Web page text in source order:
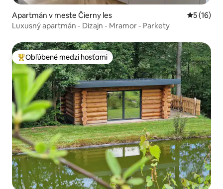
Apartmán v meste Čierny les
5 (16)
Luxusný apartmán - Dizajn - Mramor - Parkety
Najobľúbenejšie medzi hosťami
Obľúbené medzi hosťami